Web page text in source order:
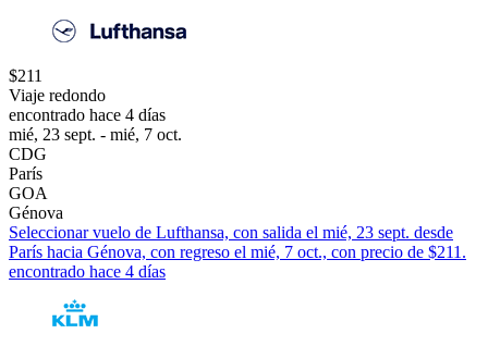
$211
Viaje redondo
encontrado hace 4 días
mié, 23 sept. - mié, 7 oct.
CDG
París
GOA
Génova
Seleccionar vuelo de Lufthansa, con salida el mié, 23 sept. desde
París hacia Génova, con regreso el mié, 7 oct., con precio de $211.
encontrado hace 4 días